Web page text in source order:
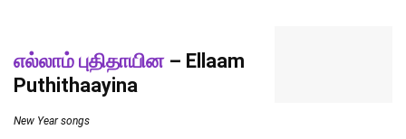
எல்லாம் புதிதாயின– Ellaam
Puthithaayina
New Year songs